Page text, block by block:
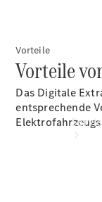
Vorteile
Vorteile
Das Digitale
entsprechende